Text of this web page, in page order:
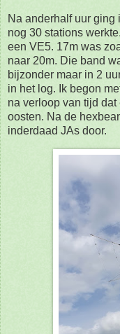
Na anderhalf uur ging
nog 30 stations
een VE5. 17m was
naar 20m. Die band
bijzonder maar in 2
in het log. Ik begon
na verloop van tijd
oosten. Na de
inderdaad JAs door.